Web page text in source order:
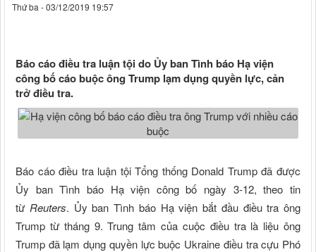
Thứ ba - 03/12/2019 19:57
Báo cáo điều tra luận tội do Ủy ban Tình báo Hạ viện
công bố cáo buộc ông Trump lạm dụng quyền lực, cản
trở điều tra.
Báo cáo điều tra luận tội Tổng thống Donald Trump đã được
Ủy ban Tình báo Hạ viện công bố ngày 3-12, theo tin
từ Reuters. Ủy ban Tình báo Hạ viện bắt đầu điều tra ông
Trump từ tháng 9. Trung tâm của cuộc điều tra là liệu ông
Trump đã lạm dụng quyền lực buộc Ukraine điều tra cựu Phó